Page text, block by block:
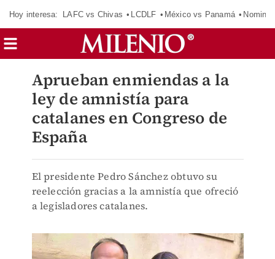
Hoy interesa: LAFC vs Chivas LCDLF México vs Panamá
Aprueban enmiendas a la
ley de amnistía para
catalanes en Congreso de
España
El presidente Pedro Sánchez obtuvo su
reelección gracias a la amnistía que ofreció
a legisladores catalanes.